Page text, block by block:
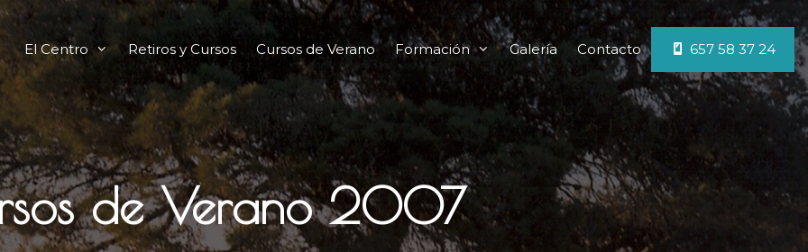
El Centro Retiros y Cursos Cursos de Verano Formación Galería Contacto 657 58 37 24
de Verano 2007